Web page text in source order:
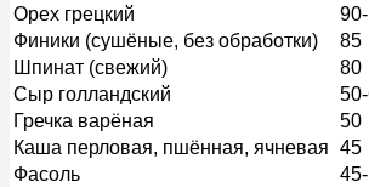
Орех грецкий
Финики (сушёные, без обработки)
85
Шпинат (свежий)
80
Сыр голландский
Гречка варёная
50
Каша перловая, пшённая, ячневая 45
Фасоль